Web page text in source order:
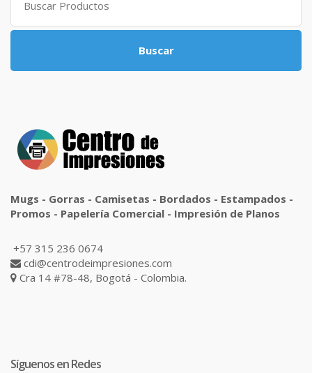
Buscar
Mugs - Gorras - Camisetas - Bordados - Estampados -
Promos - Papelería Comercial - Impresión de Planos
+57 315 236 0674
cdi@centrodeimpresiones.com
Cra 14 #78-48, Bogotá - Colombia.
Síguenos en Redes